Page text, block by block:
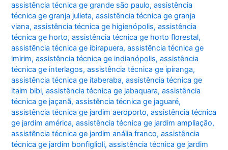
assistência técnica ge grande são paulo,assistência
técnica ge granja julieta,assistência técnica ge granja
viana,assistência técnica ge higienópolis,assistência
técnica ge horto,assistência técnica ge horto florestal,
assistência técnica ge ibirapuera,assistência técnica ge
imirim,assistência técnica ge indianópolis,assistência
técnica ge interlagos,assistência técnica ge ipiranga,
assistência técnica ge itaberaba,assistência técnica ge
itaim bibi,assistência técnica ge jabaquara,assistência
técnica ge jaçanã,assistência técnica ge jaguaré,
assistência técnica ge jardim aeroporto,assistência técnica
ge jardim américa,assistência técnica ge jardim ampliação,
assistência técnica ge jardim anália franco,assistência
técnica ge jardim bonfiglioli,assistência técnica ge jardim